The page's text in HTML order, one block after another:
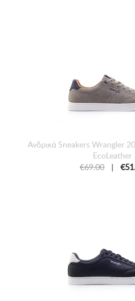
Ανδρικά Sneakers Wrangler
EcoLeather
€69.00
|